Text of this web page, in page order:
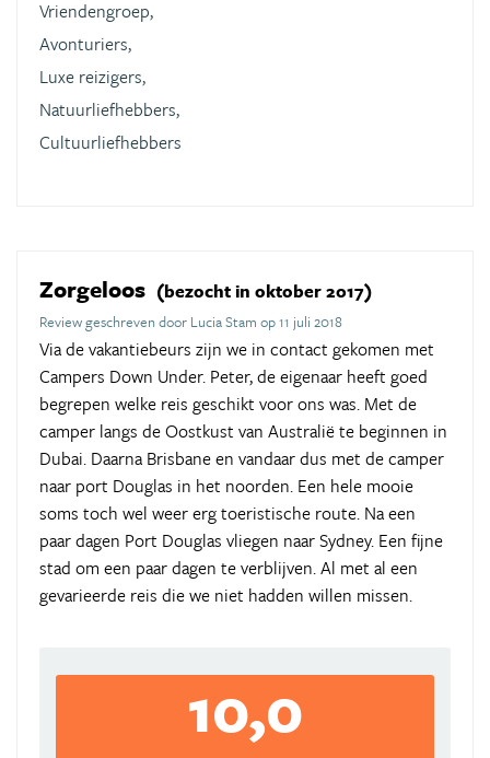
Vriendengroep,
Avonturiers,
Luxe reizigers,
Natuurliefhebbers,
Cultuurliefhebbers
Zorgeloos (bezocht in oktober 2017)
Review geschreven door Lucia Stam op 11 juli 2018
Via de vakantiebeurs zijn we in contact gekomen met
Campers Down Under. Peter, de eigenaar heeft goed
begrepen welke reis geschikt voor ons was. Met de
camper langs de Oostkust van Australië te beginnen in
Dubai. Daarna Brisbane en vandaar dus met de camper
naar port Douglas in het noorden. Een hele mooie
soms toch wel weer erg toeristische route. Na een
paar dagen Port Douglas vliegen naar Sydney. Een fijne
stad om een paar dagen te verblijven. Al met al een
gevarieerde reis die we niet hadden willen missen.
10,0